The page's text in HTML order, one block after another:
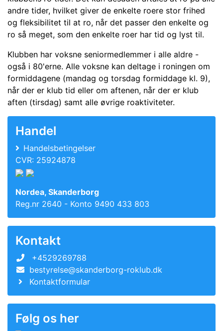
andre tider, hvilket giver de enkelte roere stor frihed
og fleksibilitet til at ro, når det passer den enkelte og
ro så meget, som den enkelte roer har tid og lyst til.
Klubben har voksne seniormedlemmer i alle aldre -
også i 80'erne. Alle voksne kan deltage i roningen om
formiddagene (mandag og torsdag formiddage kl. 9),
når der er klub tid eller om aftenen, når der er klub
aften (tirsdag) samt alle øvrige roaktiviteter.
Handel
Handelsbetingelser
CVR: 25924878
Nordea, Skanderborg
Reg.nr 2640 - Konto 9490 433 803
Kontakt
+4529269788
bestyrelse@skanderborg-roklub.dk
Kontaktformular
Følg os her